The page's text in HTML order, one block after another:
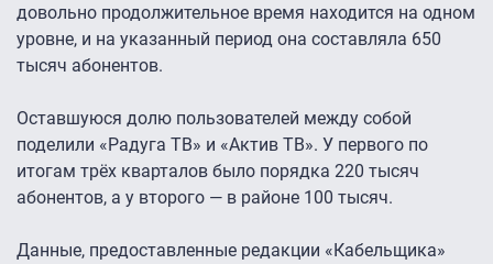
довольно продолжительное время находится на одном
уровне, и на указанный период она составляла 650
тысяч абонентов.
Оставшуюся долю пользователей между собой
поделили «Радуга ТВ» и «Актив ТВ». У первого по
итогам трёх кварталов было порядка 220 тысяч
абонентов, а у второго — в районе 100 тысяч.
Данные, предоставленные редакции «Кабельщика»